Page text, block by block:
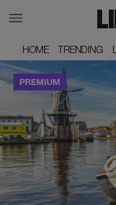
HOME
HOME TRENDING
TRENDING